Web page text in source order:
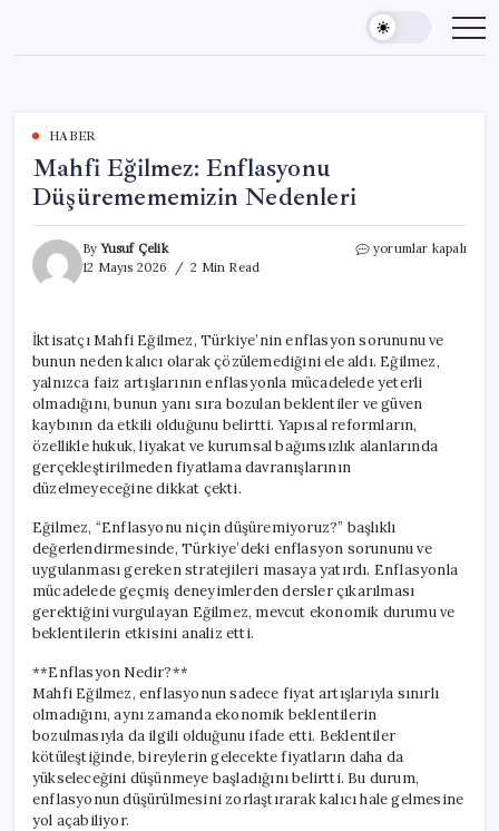
content
HABER
Mahfi Eğilmez: Enflasyonu
Düşüremememizin Nedenleri
ByYusuf Çelik
12 Mayıs 2026
2 Min Read
Mahfi
için
yorumlar kapalı
İktisatçı Mahfi Eğilmez, Türkiye’nin enflasyon sorununu ve
bunun neden kalıcı olarak çözülemediğini ele aldı. Eğilmez,
yalnızca faiz artışlarının enflasyonla mücadelede yeterli
olmadığını, bunun yanı sıra bozulan beklentiler ve güven
kaybının da etkili olduğunu belirtti. Yapısal reformların,
özellikle hukuk, liyakat ve kurumsal bağımsızlık alanlarında
gerçekleştirilmeden fiyatlama davranışlarının
düzelmeyeceğine dikkat çekti.
Eğilmez, “Enflasyonu niçin düşüremiyoruz?” başlıklı
değerlendirmesinde, Türkiye’deki enflasyon sorununu ve
uygulanması gereken stratejileri masaya yatırdı. Enflasyonla
mücadelede geçmiş deneyimlerden dersler çıkarılması
gerektiğini vurgulayan Eğilmez, mevcut ekonomik durumu ve
beklentilerin etkisini analiz etti.
**Enflasyon Nedir?**
Mahfi Eğilmez, enflasyonun sadece fiyat artışlarıyla sınırlı
olmadığını, aynı zamanda ekonomik beklentilerin
bozulmasıyla da ilgili olduğunu ifade etti. Beklentiler
kötüleştiğinde, bireylerin gelecekte fiyatların daha da
yükseleceğini düşünmeye başladığını belirtti. Bu durum,
enflasyonun düşürülmesini zorlaştırarak kalıcı hale gelmesine
yol açabiliyor.